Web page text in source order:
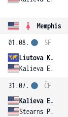
Memphis
01.08.
Liutova K.
Kalieva E.
SF
31.07.
Kalieva E.
Stearns P.
ČF